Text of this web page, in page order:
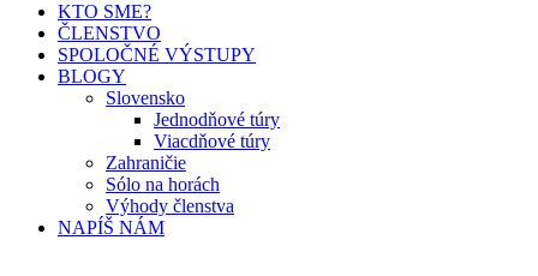
KTO SME?
ČLENSTVO
SPOLOČNÉ VÝSTUPY
BLOGY
Slovensko
Jednodňové túry
Viacdňové túry
Zahraničie
Sólo na horách
Výhody členstva
NAPÍŠ NÁM